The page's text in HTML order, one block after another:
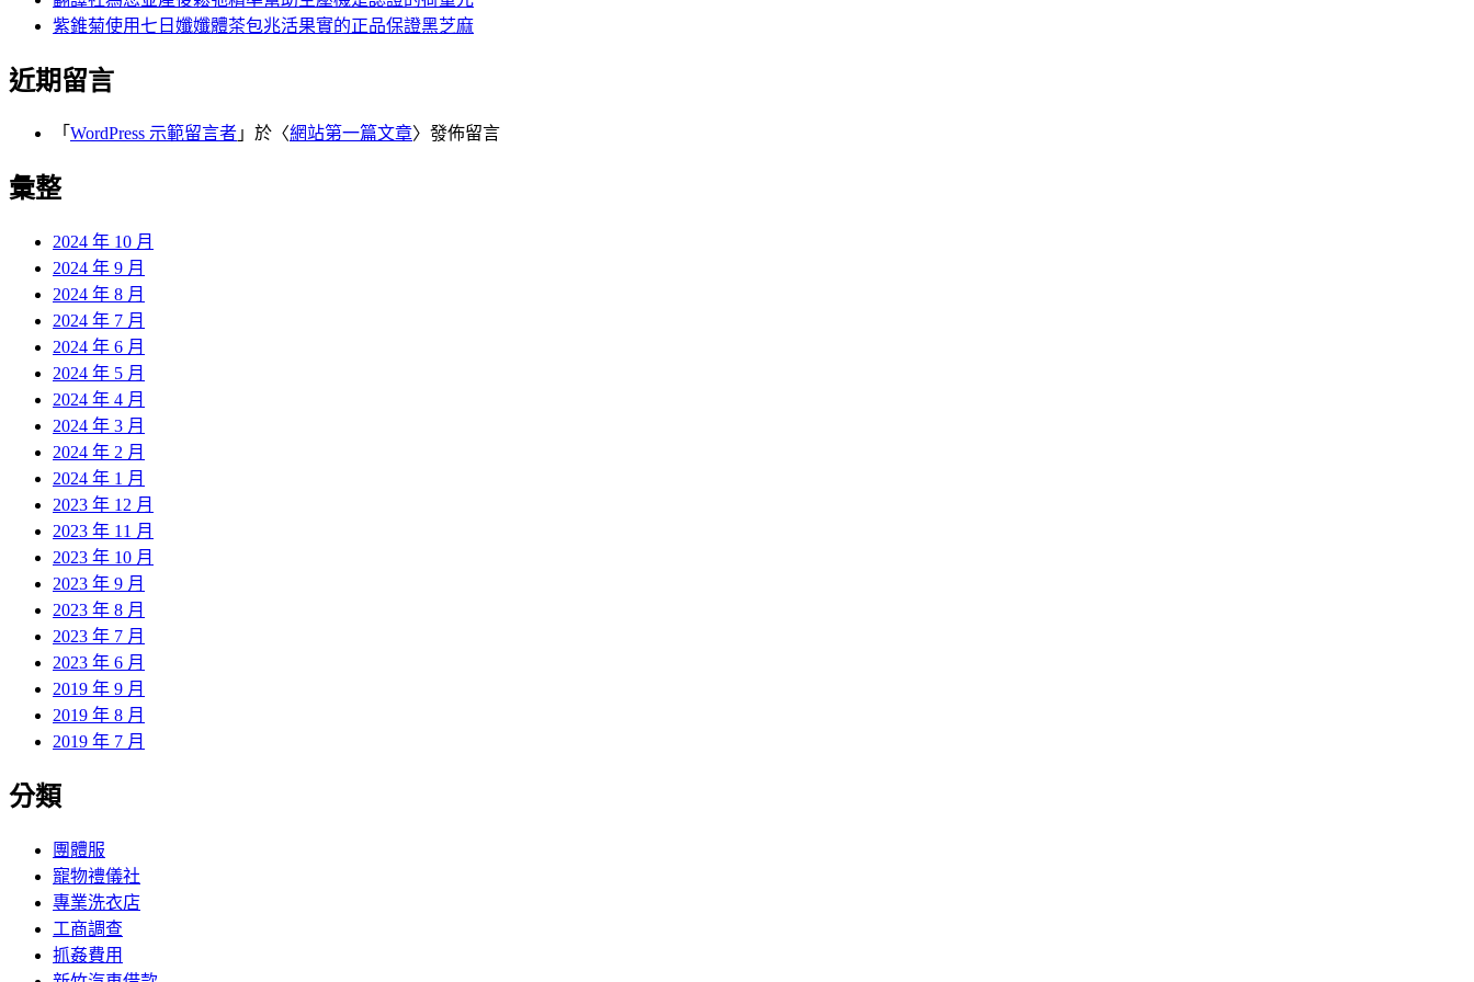
紫錐菊使用七日孅孅體茶包兆活果實的正品保證黑芝麻
近期留言
「 WordPress 示範留言者 」於〈網站第一篇文章〉發佈留言
彙整
2024 年 10 月
2024 年 9 月
2024 年 8 月
2024 年 7 月
2024 年 6 月
2024 年 5 月
2024 年 4 月
2024 年 3 月
2024 年 2 月
2024 年 1 月
2023 年 12 月
2023 年 11 月
2023 年 10 月
2023 年 9 月
2023 年 8 月
2023 年 7 月
2023 年 6 月
2019 年 9 月
2019 年 8 月
2019 年 7 月
分類
團體服
寵物禮儀社
專業洗衣店
工商調查
抓姦費用